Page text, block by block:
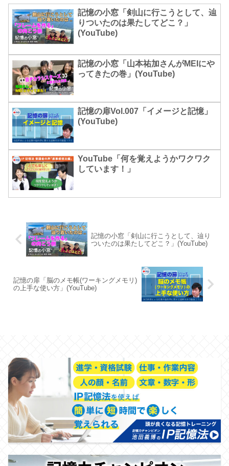
記憶の小窓「剣山に行こうとして、辿
りついたのは果たしてどこ？」
(YouTube)
記憶の小窓「山本祐加さんがMEIにや
ってきたの巻」(YouTube)
記憶の扉Vol.007「イメージと記憶」
(YouTube)
YouTube「何を覚えようかワクワク
しています！」
記憶の小窓「剣山に行こうとして、辿り
ついたのは果たしてどこ？」(YouTube)
記憶の扉「脳のメモ帳(ワーキングメモリ)
の上手な使い方」(YouTube)